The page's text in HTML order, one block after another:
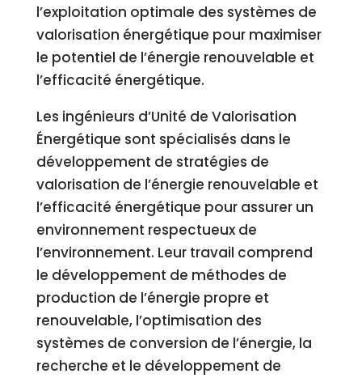
l’exploitation optimale des systèmes de
valorisation énergétique pour maximiser
le potentiel de l’énergie renouvelable et
l’efficacité énergétique.
Les ingénieurs d’Unité de Valorisation
Énergétique sont spécialisés dans le
développement de stratégies de
valorisation de l’énergie renouvelable et
l’efficacité énergétique pour assurer un
environnement respectueux de
l’environnement. Leur travail comprend
le développement de méthodes de
production de l’énergie propre et
renouvelable, l’optimisation des
systèmes de conversion de l’énergie, la
recherche et le développement de